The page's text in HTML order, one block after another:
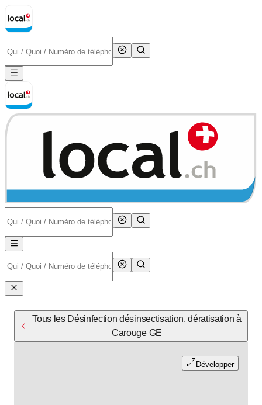
Tous les Désinfection désinsectisation, dératisation à
Carouge GE
Développer